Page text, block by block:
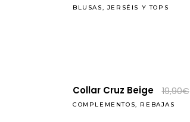
BLUSAS, JERSÉIS Y TOPS
REBAJAS
Collar Cruz Beige 19,90€
COMPLEMENTOS, REBAJAS